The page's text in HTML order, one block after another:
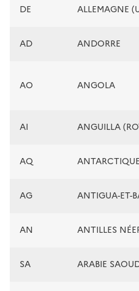
DE ALLEMAGNE
AD ANDORRE
AO ANGOLA
AI ANGUILLA
AQ ANTARCTIQUE
AG ANTIGUA-ET-
AN ANTILLES
SA ARABIE